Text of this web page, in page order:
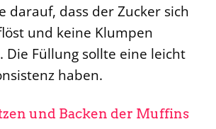
darauf, dass der Zucker sich
und keine Klumpen
Die Füllung sollte eine leicht
haben.
und Backen der Muffins